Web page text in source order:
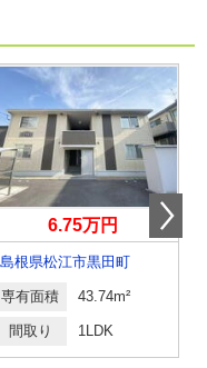
6.75万円
島根県松江市黒田町
専有面積 43.74m²
間取り 1LDK